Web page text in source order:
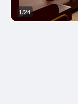
1/24